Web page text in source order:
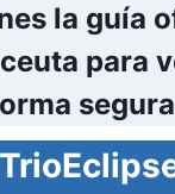
la guía
para